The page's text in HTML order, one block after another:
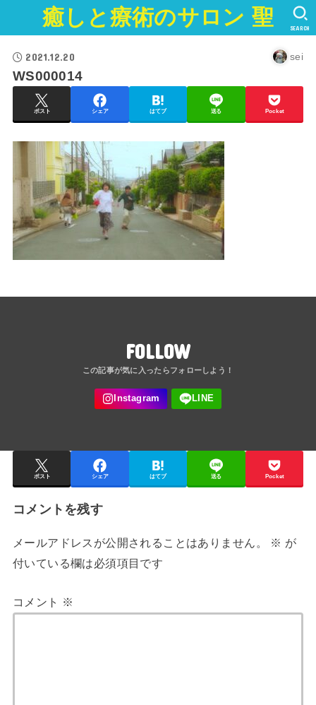
癒しと療術のサロン 聖 SEARCH
2021.12.20 sei
WS000014
ポスト シェア はてブ 送る Pocket
FOLLOW
ポスト シェア はてブ 送る Pocket
コメントを残す
メールアドレスが公開されることはありません。 ※ が
付いている欄は必須項目です
コメント ※